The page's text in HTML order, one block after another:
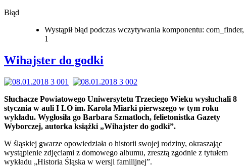
Błąd
Wystąpił błąd podczas wczytywania komponentu: com_finder,
1
Wihajster do godki
Słuchacze Powiatowego Uniwersytetu Trzeciego Wieku wysłuchali 8
stycznia w auli I LO im. Karola Miarki pierwszego w tym roku
wykładu. Wygłosiła go Barbara Szmatloch, felietonistka Gazety
Wyborczej, autorka książki „Wihajster do godki”.
W śląskiej gwarze opowiedziała o historii swojej rodziny, okraszając
wystąpienie zdjęciami z domowego albumu, zresztą zgodnie z tytułem
wykładu „Historia Śląska w wersji familijnej”.